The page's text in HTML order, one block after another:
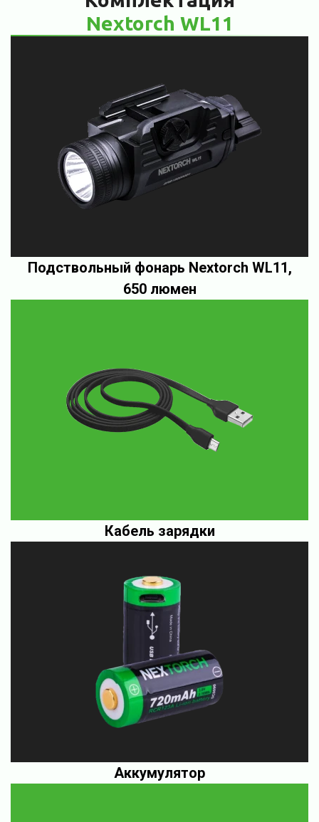
Nextorch WL11
Подствольный фонарь Nextorch WL11,
650 люмен
Кабель зарядки
Аккумулятор